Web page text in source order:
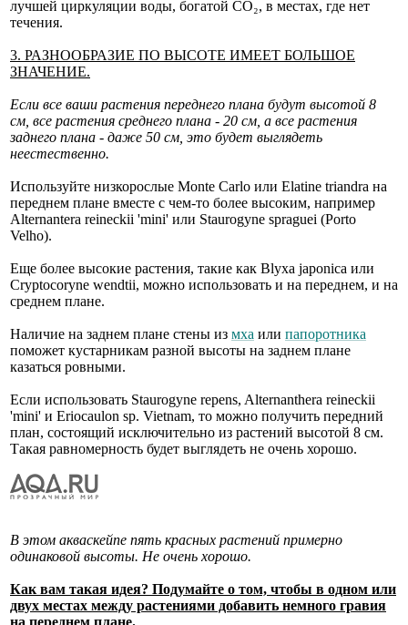
лучшей циркуляции воды, богатой CO₂, в местах, где нет
течения.
3. РАЗНООБРАЗИЕ ПО ВЫСОТЕ ИМЕЕТ БОЛЬШОЕ
ЗНАЧЕНИЕ.
Если все ваши растения переднего плана будут высотой 8
см, все растения среднего плана - 20 см, а все растения
заднего плана - даже 50 см, это будет выглядеть
неестественно.
Используйте низкорослые Monte Carlo или Elatine triandra на
переднем плане вместе с чем-то более высоким, например
Alternantera reineckii 'mini' или Staurogyne spraguei (Porto
Velho).
Еще более высокие растения, такие как Blyxa japonica или
Cryptocoryne wendtii, можно использовать и на переднем, и на
среднем плане.
Наличие на заднем плане стены из мха или папоротника
поможет кустарникам разной высоты на заднем плане
казаться ровными.
Если использовать Staurogyne repens, Alternanthera reineckii
'mini' и Eriocaulon sp. Vietnam, то можно получить передний
план, состоящий исключительно из растений высотой 8 см.
Такая равномерность будет выглядеть не очень хорошо.
В этом акваскейпе пять красных растений примерно
одинаковой высоты. Не очень хорошо.
Как вам такая идея? Подумайте о том, чтобы в одном или
двух местах между растениями добавить немного гравия
на переднем плане.